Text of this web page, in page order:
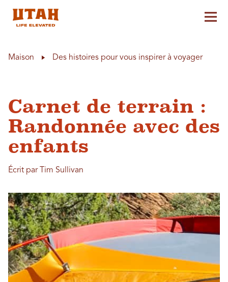
Maison Des histoires pour vous inspirer à voyager
Carnet de terrain :
Randonnée avec des
enfants
Écrit par Tim Sullivan